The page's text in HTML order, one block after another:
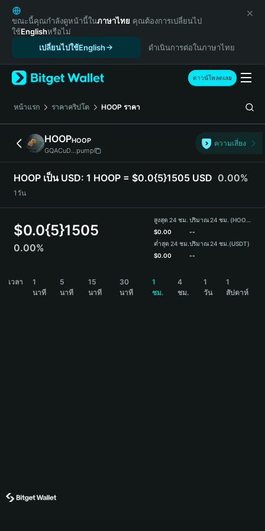
English
日本語
Tiếng Việt
Español (Latinoamérica)
Türkçe
Français
Deutsch
简体中文
繁體中文
Português (Portugal)
Bahasa Indonesia
ภาษาไทย
हिन्दी
Español
Português (Brasil)
ขณะนี้คุณกำลังดูหน้านี้ในภาษาไทย คุณต้องการเปลี่ยนไป
ใช้Englishหรือไม่
เปลี่ยนไปใช้English
ดำเนินการต่อในภาษาไทย
ดาวน์โหลดเลย
หน้าแรก ราคาคริปโต HOOP ราคา
HOOPHOOP
GQACuD...pump
ความเสี่ยง
HOOP เป็น USD: 1 HOOP = $0.0{5}1505 USD 0.00%
1วัน
$0.0{5}1505
0.00%
สูงสุด 24 ชม.
$0.00
ต่ำสุด 24 ชม.
$0.00
ปริมาณ 24 ชม. (HOOP)
--
ปริมาณ 24 ชม.(USDT)
--
เวลา
1
นาที
5
นาที
15
นาที
30
นาที
1
ชม.
4
ชม.
1
วัน
1
สัปดาห์